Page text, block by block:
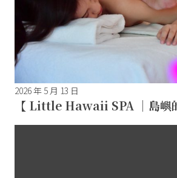
2026 年 5 月 13 日
【 Little Hawaii SPA ｜島嶼